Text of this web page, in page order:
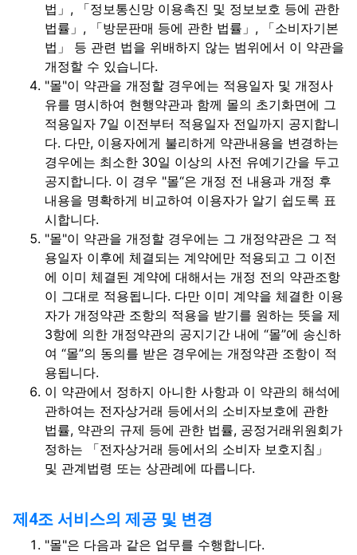
법」, 「정보통신망 이용촉진 및 정보보호 등에 관한
법률」, 「방문판매 등에 관한 법률」, 「소비자기본
법」 등 관련 법을 위배하지 않는 범위에서 이 약관을
개정할 수 있습니다.
"몰"이 약관을 개정할 경우에는 적용일자 및 개정사
유를 명시하여 현행약관과 함께 몰의 초기화면에 그
적용일자 7일 이전부터 적용일자 전일까지 공지합니
다. 다만, 이용자에게 불리하게 약관내용을 변경하는
경우에는 최소한 30일 이상의 사전 유예기간을 두고
공지합니다. 이 경우 "몰“은 개정 전 내용과 개정 후
내용을 명확하게 비교하여 이용자가 알기 쉽도록 표
시합니다.
"몰"이 약관을 개정할 경우에는 그 개정약관은 그 적
용일자 이후에 체결되는 계약에만 적용되고 그 이전
에 이미 체결된 계약에 대해서는 개정 전의 약관조항
이 그대로 적용됩니다. 다만 이미 계약을 체결한 이용
자가 개정약관 조항의 적용을 받기를 원하는 뜻을 제
3항에 의한 개정약관의 공지기간 내에 “몰”에 송신하
여 “몰”의 동의를 받은 경우에는 개정약관 조항이 적
용됩니다.
이 약관에서 정하지 아니한 사항과 이 약관의 해석에
관하여는 전자상거래 등에서의 소비자보호에 관한
법률, 약관의 규제 등에 관한 법률, 공정거래위원회가
정하는 「전자상거래 등에서의 소비자 보호지침」
및 관계법령 또는 상관례에 따릅니다.
제4조 서비스의 제공 및 변경
"몰"은 다음과 같은 업무를 수행합니다.